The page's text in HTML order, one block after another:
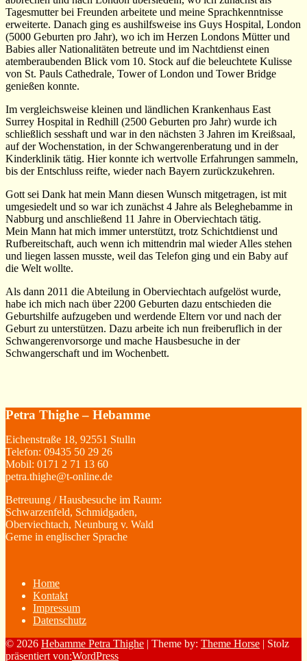
Tagesmutter bei Freunden arbeitete und meine Sprachkenntnisse
erweiterte. Danach ging es aushilfsweise ins Guys Hospital, London
(5000 Geburten pro Jahr), wo ich im Herzen Londons Mütter und
Babies aller Nationalitäten betreute und im Nachtdienst einen
atemberaubenden Blick vom 10. Stock auf die beleuchtete Kulisse
von St. Pauls Cathedrale, Tower of London und Tower Bridge
genießen konnte.
Im vergleichsweise kleinen und ländlichen Krankenhaus East
Surrey Hospital in Redhill (2500 Geburten pro Jahr) wurde ich
schließlich sesshaft und war in den nächsten 3 Jahren im Kreißsaal,
auf der Wochenstation, in der Schwangerenberatung und in der
Kinderklinik tätig. Hier konnte ich wertvolle Erfahrungen sammeln,
bis der Entschluss reifte, wieder nach Bayern zurückzukehren.
Gott sei Dank hat mein Mann diesen Wunsch mitgetragen, ist mit
umgesiedelt und so war ich zunächst 4 Jahre als Beleghebamme in
Nabburg und anschließend 11 Jahre in Oberviechtach tätig.
Mein Mann hat mich immer unterstützt, trotz Schichtdienst und
Rufbereitschaft, auch wenn ich mittendrin mal wieder Alles stehen
und liegen lassen musste, weil das Telefon ging und ein Baby auf
die Welt wollte.
Als dann 2011 die Abteilung in Oberviechtach aufgelöst wurde,
habe ich mich nach über 2200 Geburten dazu entschieden die
Geburtshilfe aufzugeben und werdende Eltern vor und nach der
Geburt zu unterstützen. Dazu arbeite ich nun freiberuflich in der
Schwangerenvorsorge und mache Hausbesuche in der
Schwangerschaft und im Wochenbett.
Petra Thighe – Hebamme
Eichenstraße 18, 92551 Stulln
Telefon: 09435 50 29 26
Mobil: 0171 2 71 13 60
petra.thighe@t-online.de
Betreuung / Hausbesuche im Raum:
Schwarzenfeld, Schmidgaden,
Oberviechtach, Neunburg v. Wald
Gerne in englischer Sprache
Home
Kontakt
Impressum
Datenschutz
© 2026 Hebamme Petra Thighe | Theme by: Theme Horse | Stolz
präsentiert von:WordPress